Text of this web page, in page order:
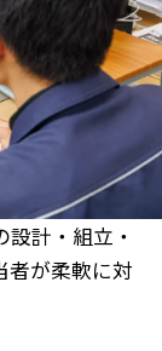
計・組立・
者が柔軟に対